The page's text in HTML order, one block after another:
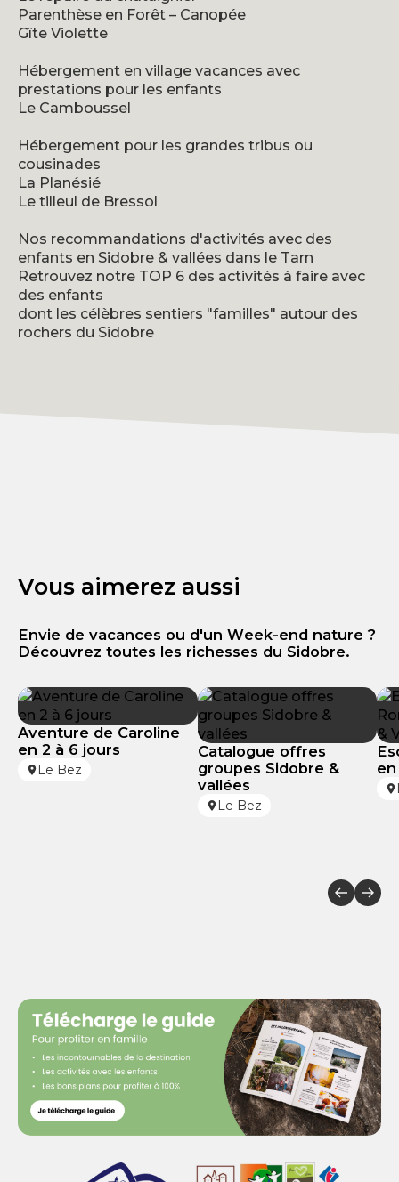
Parenthèse en Forêt – Canopée
Gîte Violette
Hébergement en village vacances avec
prestations pour les enfants
Le Camboussel
Hébergement pour les grandes tribus ou
cousinades
La Planésié
Le tilleul de Bressol
Nos recommandations d'activités avec des
enfants en Sidobre & vallées dans le Tarn
Retrouvez notre TOP 6 des activités à faire avec
des enfants
dont les célèbres sentiers "familles" autour des
rochers du Sidobre
Vous aimerez aussi
Envie de vacances ou d'un Week-end nature ?
Découvrez toutes les richesses du Sidobre.
Aventure de Caroline
en 2 à 6 jours
Le Bez
Catalogue offres
groupes Sidobre &
vallées
Le Bez